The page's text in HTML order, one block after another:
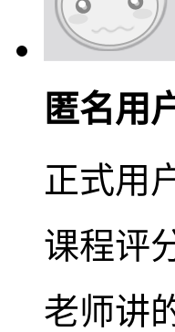
匿名用
正式用
课程评
老师讲